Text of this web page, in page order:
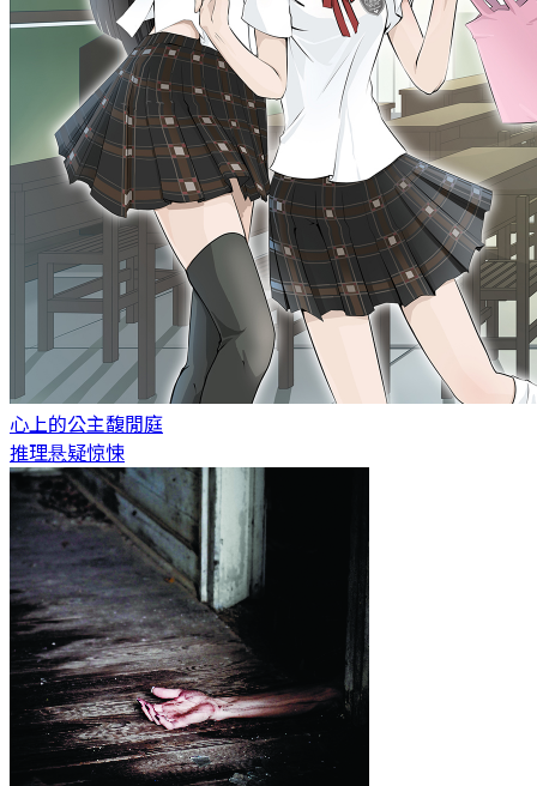
心上的公主馥閒庭
推理悬疑惊悚